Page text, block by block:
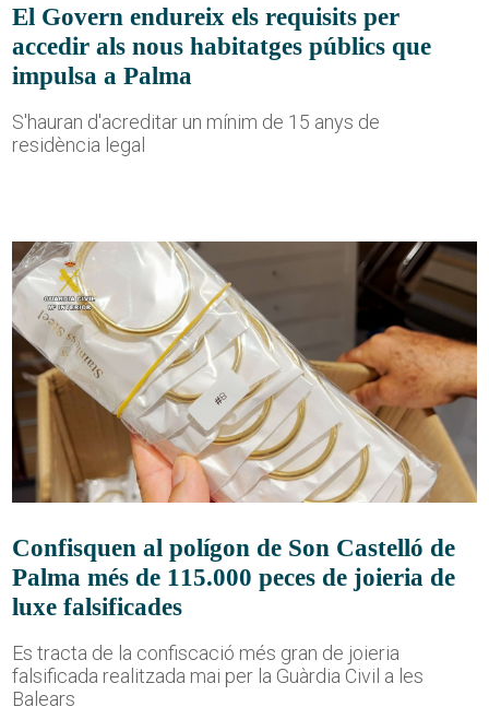
El Govern endureix els requisits per
accedir als nous habitatges públics que
impulsa a Palma
S'hauran d'acreditar un mínim de 15 anys de
residència legal
Confisquen al polígon de Son Castelló de
Palma més de 115.000 peces de joieria de
luxe falsificades
Es tracta de la confiscació més gran de joieria
falsificada realitzada mai per la Guàrdia Civil a les
Balears